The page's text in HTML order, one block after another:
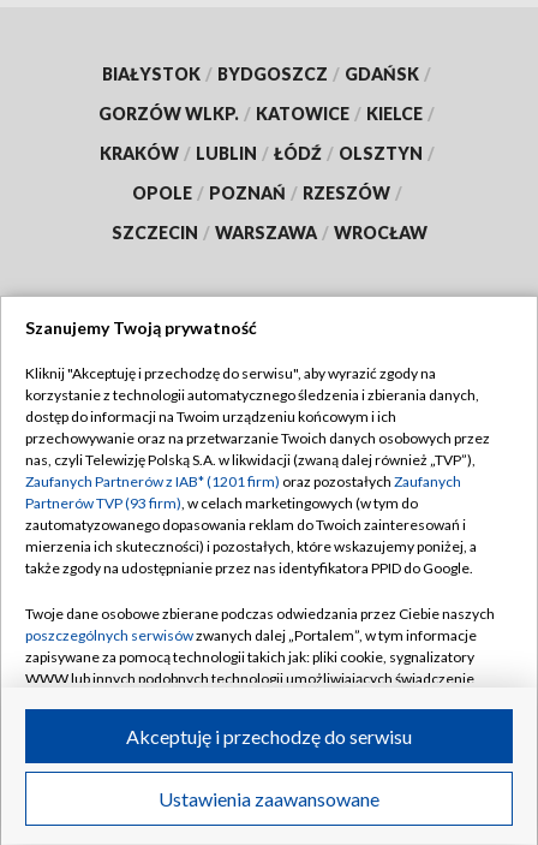
BIAŁYSTOK / BYDGOSZCZ / GDAŃSK /
GORZÓW WLKP. / KATOWICE / KIELCE /
KRAKÓW / LUBLIN / ŁÓDŹ / OLSZTYN /
OPOLE / POZNAŃ / RZESZÓW /
SZCZECIN / WARSZAWA / WROCŁAW
TVP
Abonament TVP
Emisja w TVP
Centrum informacji TVP
Naziemna Telewizja Cyfrowa
Rada Programowa
System NOS
Informacje o nadawcy
Program dla prasy
Ogłoszenie przetargowe
Regulamin TVP
Polityka prywatności
Moje zgody
Pomoc
Kontakt
Kanały
©2026 Telewizja Polska S.A. w likwidacji
Szanujemy Twoją prywatność
Kliknij "Akceptuję i przechodzę do serwisu", aby wyrazić zgody na
korzystanie z technologii automatycznego śledzenia i zbierania danych,
dostęp do informacji na Twoim urządzeniu końcowym i ich
przechowywanie oraz na przetwarzanie Twoich danych osobowych przez
nas, czyli Telewizję Polską S.A. w likwidacji (zwaną dalej również „TVP”),
Zaufanych Partnerów z IAB* (1201 firm) oraz pozostałych Zaufanych
Partnerów TVP (93 firm), w celach marketingowych (w tym do
zautomatyzowanego dopasowania reklam do Twoich zainteresowań i
mierzenia ich skuteczności) i pozostałych, które wskazujemy poniżej, a
także zgody na udostępnianie przez nas identyfikatora PPID do Google.
Twoje dane osobowe zbierane podczas odwiedzania przez Ciebie naszych
poszczególnych serwisówzwanych dalej „Portalem”, w tym informacje
zapisywane za pomocą technologii takich jak: pliki cookie, sygnalizatory
WWW lub innych podobnych technologii umożliwiających świadczenie
ruchu w Internecie.
Twoje dane osobowe zbierane podczas odwiedzania przez Ciebie
poszczególnych serwisówna Portalu, takie jak adresy IP, identyfikatory
Ustawienia zaawansowane
Akceptuję i przechodzę do serwisu